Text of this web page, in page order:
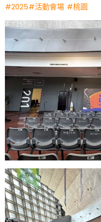
#2025#活動會場 #桃園